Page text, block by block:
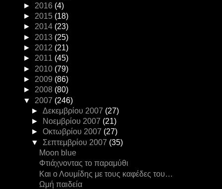
► 2016 (4)
► 2015 (18)
► 2014 (23)
► 2013 (25)
► 2012 (21)
► 2011 (45)
► 2010 (79)
► 2009 (86)
► 2008 (80)
▼ 2007 (246)
► Δεκεμβρίου 2007 (27)
►
Νοεμβρίου 2007 (21)
► Οκτωβρίου 2007 (27)
▼ Σεπτεμβρίου 2007 (35)
Moon blue
Φτιάχνοντας το παραμύθι
Και ο Λουμίδης με τους καφέδες του…
Ωμή παιδεία